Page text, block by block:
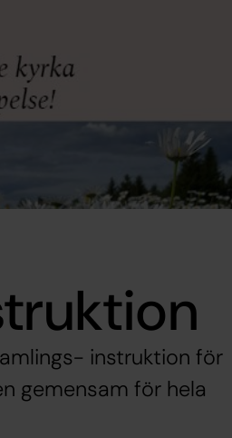
instruktion för
gemensam för hela